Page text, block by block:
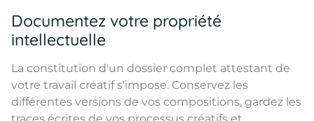
Documentez votre propriété
intellectuelle
La constitution d'un dossier complet attestant de
votre travail créatif s'impose. Conservez les
différentes versions de vos compositions, gardez les